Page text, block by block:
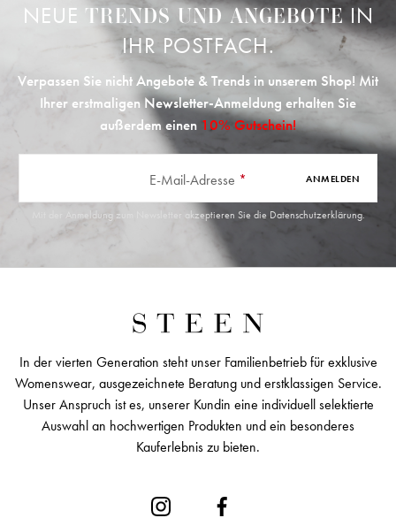
NEUE TRENDS UND ANGEBOTEIN
IHR POSTFACH.
Verpassen Sie nicht Angebote & Trends in unserem Shop! Mit
Ihrer erstmaligen Newsletter-Anmeldung erhalten Sie
außerdem einen 10% Gutschein!
E-Mail-Adresse * ANMELDEN
Mit der Anmeldung zum Newsletter akzeptieren Sie die Datenschutzerklärung.
In der vierten Generation steht unser Familienbetrieb für exklusive
Womenswear, ausgezeichnete Beratung und erstklassigen Service.
Unser Anspruch ist es, unserer Kundin eine individuell selektierte
Auswahl an hochwertigen Produkten und ein besonderes
Kauferlebnis zu bieten.